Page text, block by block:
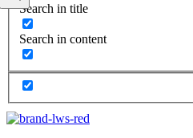
Search in title
Search in content